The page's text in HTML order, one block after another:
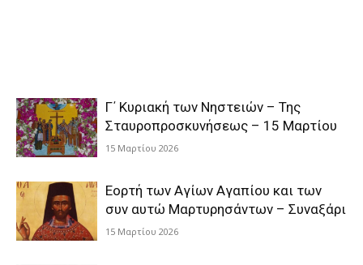
Γ΄ Κυριακή των Νηστειών – Της
Σταυροπροσκυνήσεως – 15 Μαρτίου
15 Μαρτίου 2026
Εορτή των Αγίων Αγαπίου και των
συν αυτώ Μαρτυρησάντων – Συναξάρι
15 Μαρτίου 2026